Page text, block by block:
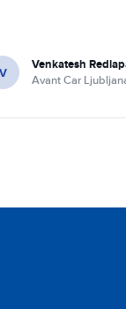
V Venkatesh
Avant Car